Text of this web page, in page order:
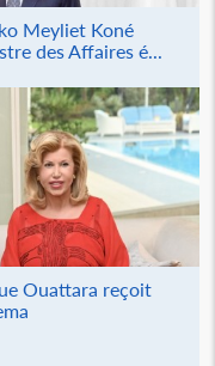
Meyliet Koné
des Affaires é...
Ouattara reçoit